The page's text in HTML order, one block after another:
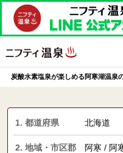
炭酸水素塩泉が楽しめる阿寒湖温泉
1. 都道府県 北海道
2. 地域・市区郡 阿寒 / 阿